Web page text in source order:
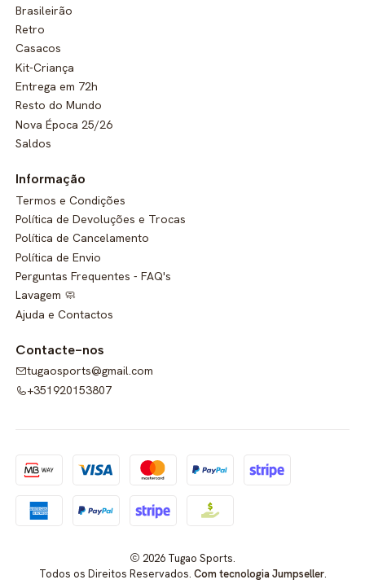
Brasileirão
Retro
Casacos
Kit-Criança
Entrega em 72h
Resto do Mundo
Nova Época 25/26
Saldos
Informação
Termos e Condições
Política de Devoluções e Trocas
Política de Cancelamento
Política de Envio
Perguntas Frequentes - FAQ's
Lavagem 🧼
Ajuda e Contactos
Contacte-nos
tugaosports@gmail.com
+351920153807
2026 Tugao Sports.
Todos os Direitos Reservados. Com tecnologia Jumpseller.